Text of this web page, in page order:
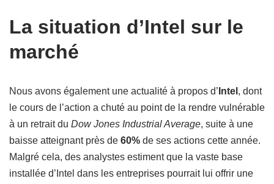
La situation d’Intel sur le
marché
Nous avons également une actualité à propos d’ Intel , dont
le cours de l’action a chuté au point de la rendre vulnérable
à un retrait du Dow Jones Industrial Average, suite à une
baisse atteignant près de 60% de ses actions cette année.
Malgré cela, des analystes estiment que la vaste base
installée d’Intel dans les entreprises pourrait lui offrir une